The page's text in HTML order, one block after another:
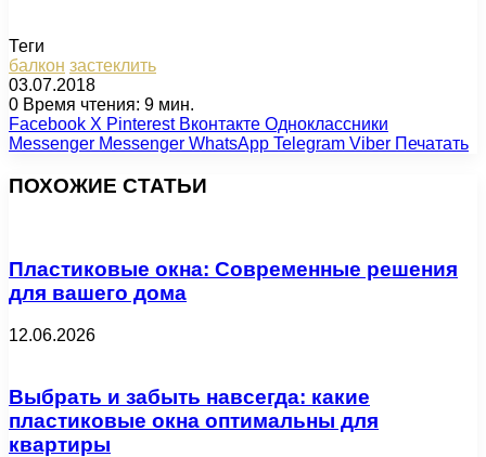
Теги
балкон застеклить
03.07.2018
0 Время чтения: 9 мин.
Facebook X Pinterest Вконтакте Одноклассники
Messenger Messenger WhatsApp Telegram Viber Печатать
ПОХОЖИЕ СТАТЬИ
Пластиковые окна: Современные решения
для вашего дома
12.06.2026
Выбрать и забыть навсегда: какие
пластиковые окна оптимальны для
квартиры